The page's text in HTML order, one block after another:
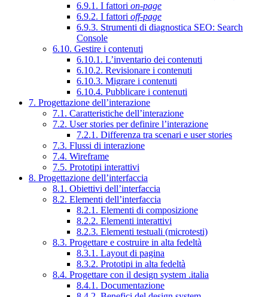
6.9.1. I fattori on-page
6.9.2. I fattori off-page
6.9.3. Strumenti di diagnostica SEO: Search
Console
6.10. Gestire i contenuti
6.10.1. L’inventario dei contenuti
6.10.2. Revisionare i contenuti
6.10.3. Migrare i contenuti
6.10.4. Pubblicare i contenuti
7. Progettazione dell’interazione
7.1. Caratteristiche dell’interazione
7.2. User stories per definire l’interazione
7.2.1. Differenza tra scenari e user stories
7.3. Flussi di interazione
7.4. Wireframe
7.5. Prototipi interattivi
8. Progettazione dell’interfaccia
8.1. Obiettivi dell’interfaccia
8.2. Elementi dell’interfaccia
8.2.1. Elementi di composizione
8.2.2. Elementi interattivi
8.2.3. Elementi testuali (microtesti)
8.3. Progettare e costruire in alta fedeltà
8.3.1. Layout di pagina
8.3.2. Prototipi in alta fedeltà
8.4. Progettare con il design system .italia
8.4.1. Documentazione